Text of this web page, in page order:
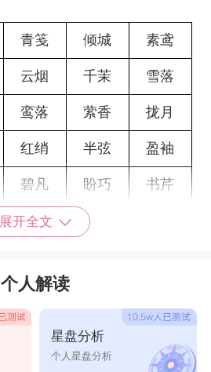
青笺 倾城 素鸢
云烟 千茉 雪落
鸾落 萦香 拢月
红绡 半弦 盈袖
碧凡 盼巧 书芹
浅月 星茗
沫楹
展开全文
个人解读
星盘分析
个人星盘分析